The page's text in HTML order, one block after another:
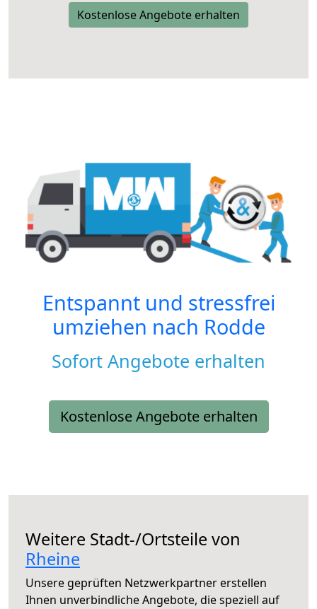
Kostenlose Angebote erhalten
Entspannt und stressfrei
umziehen nach Rodde
Sofort Angebote erhalten
Kostenlose Angebote erhalten
Weitere Stadt-/Ortsteile von
Rheine
Unsere geprüften Netzwerkpartner erstellen
Ihnen unverbindliche Angebote, die speziell auf